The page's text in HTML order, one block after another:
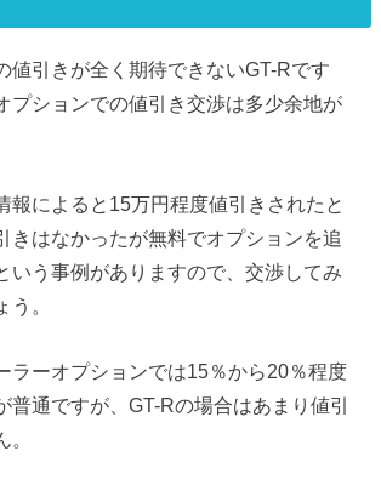
値引きが全く期待できないGT-Rです
プションでの値引き交渉は多少余地が
報によると15万円程度値引きされたと
きはなかったが無料でオプションを追
いう事例がありますので、交渉してみ
う。
ラーオプションでは15％から20％程度
普通ですが、GT-Rの場合はあまり値引